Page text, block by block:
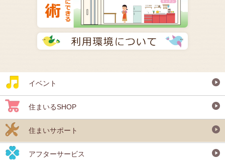
イベント
住まいるSHOP
住まいサポート
アフターサービス